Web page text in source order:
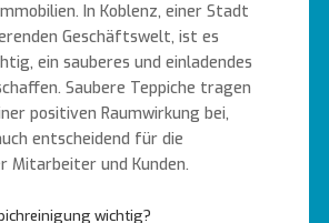
In Koblenz, einer Stadt
Geschäftswelt, ist es
ein sauberes und einladendes
Saubere Teppiche tragen
positiven Raumwirkung bei,
entscheidend für die
Mitarbeiter und Kunden.
wichtig?